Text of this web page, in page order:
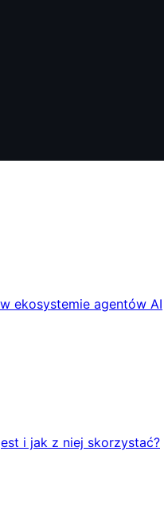
ekosystemie agentów AI
i jak z niej skorzystać?